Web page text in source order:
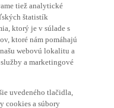
tiež analytické
štatistík
ktorý je v súlade s
ktoré nám pomáhajú
webovú lokalitu a
a marketingové
uvedeného tlačidla,
cookies a súbory